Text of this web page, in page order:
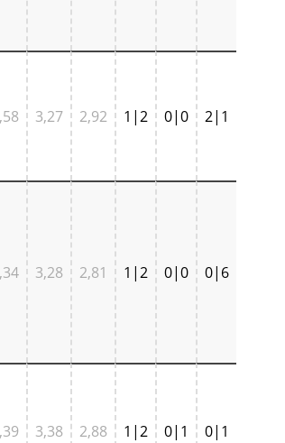
3,27 2,92 1|2 0|0 2|1
3,28 2,81 1|2 0|0 0|6
3,38 2,88 1|2 0|1 0|1